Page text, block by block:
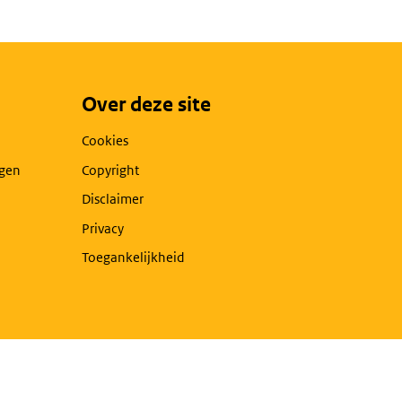
Over deze site
Cookies
Copyright
Disclaimer
Privacy
Toegankelijkheid